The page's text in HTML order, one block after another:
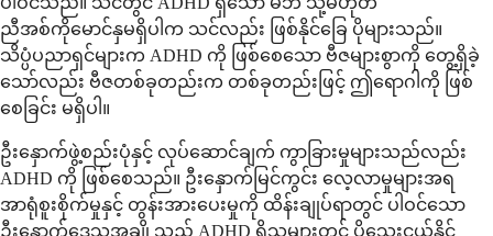
ညီအစ်ကိုမောင်နှမရှိပါက သင်လည်း ဖြစ်နိုင်ခြေ ပိုများသည်။
သိပ္ပံပညာရှင်များက ADHD ကို ဖြစ်စေသော ဗီဇများစွာကို တွေ့ရှိခဲ့
သော်လည်း ဗီဇတစ်ခုတည်းက တစ်ခုတည်းဖြင့် ဤရောဂါကို ဖြစ်
စေခြင်း မရှိပါ။
ဦးနှောက်ဖွဲ့စည်းပုံနှင့် လုပ်ဆောင်ချက် ကွာခြားမှုများသည်လည်း
ADHD ကို ဖြစ်စေသည်။ ဦးနှောက်မြင်ကွင်း လေ့လာမှုများအရ
အာရုံစူးစိုက်မှုနှင့် တွန်းအားပေးမှုကို ထိန်းချုပ်ရာတွင် ပါဝင်သော
ဦးနှောက်ဒေသအချို့သည် ADHD ရှိသူများတွင် ပိုသေးငယ်နိုင်